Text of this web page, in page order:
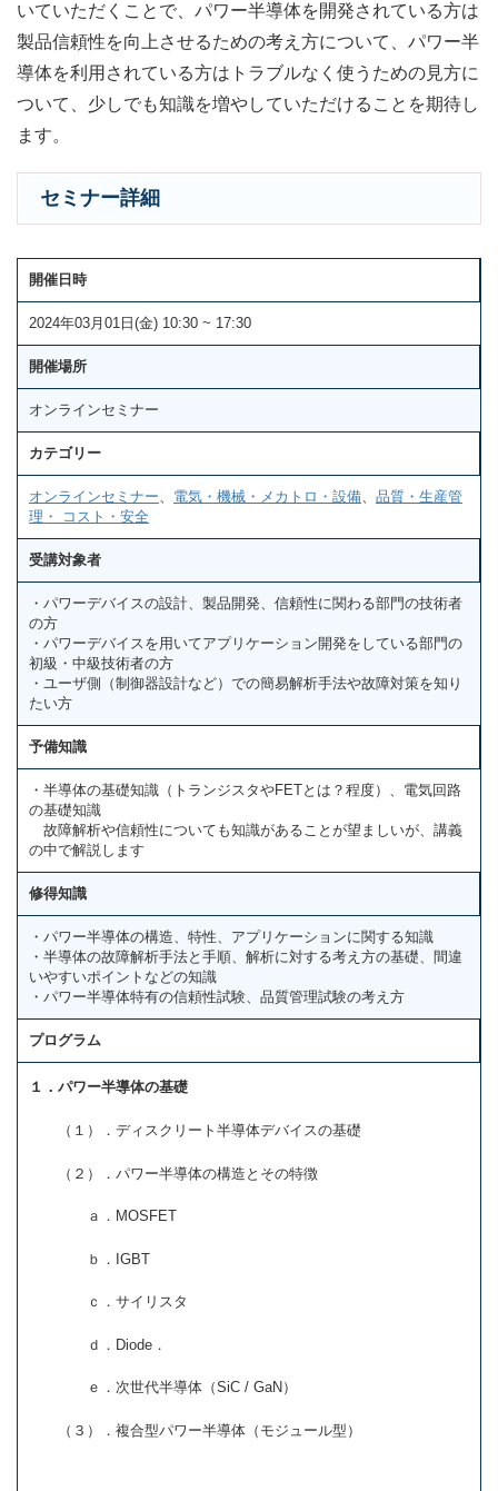
いていただくことで、パワー半導体を開発されている方は
製品信頼性を向上させるための考え方について、パワー半
導体を利用されている方はトラブルなく使うための見方に
ついて、少しでも知識を増やしていただけることを期待し
ます。
セミナー詳細
開催日時
2024年03月01日(金) 10:30 ~ 17:30
開催場所
オンラインセミナー
カテゴリー
オンラインセミナー、 電気・機械・メカトロ・設備、 品質・生産管
理・ コスト・安全
受講対象者
・パワーデバイスの設計、製品開発、信頼性に関わる部門の技術者
の方
・パワーデバイスを用いてアプリケーション開発をしている部門の
初級・中級技術者の方
・ユーザ側（制御器設計など）での簡易解析手法や故障対策を知り
たい方
予備知識
・半導体の基礎知識（トランジスタやFETとは？程度）、電気回路
の基礎知識
故障解析や信頼性についても知識があることが望ましいが、講義
の中で解説します
修得知識
・パワー半導体の構造、特性、アプリケーションに関する知識
・半導体の故障解析手法と手順、解析に対する考え方の基礎、間違
いやすいポイントなどの知識
・パワー半導体特有の信頼性試験、品質管理試験の考え方
プログラム
１．パワー半導体の基礎
（１）．ディスクリート半導体デバイスの基礎
（２）．パワー半導体の構造とその特徴
ａ．MOSFET
ｂ．IGBT
ｃ．サイリスタ
ｄ．Diode．
ｅ．次世代半導体（SiC / GaN）
（３）．複合型パワー半導体（モジュール型）